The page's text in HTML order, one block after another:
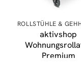
ROLLSTÜHLE &
aktivshop
Premium